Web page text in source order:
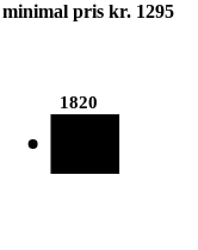
pris kr. 1295
1820